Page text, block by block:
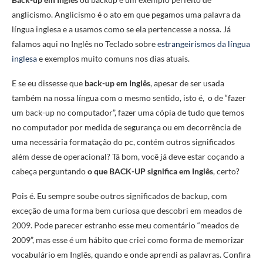
anglicismo. Anglicismo é o ato em que pegamos uma palavra da
língua inglesa e a usamos como se ela pertencesse a nossa. Já
falamos aqui no Inglês no Teclado sobreestrangeirismos da língua
inglesae exemplos muito comuns nos dias atuais.
E se eu dissesse que back-up em Inglês, apesar de ser usada
também na nossa língua com o mesmo sentido, isto é, o de “fazer
um back-up no computador”, fazer uma cópia de tudo que temos
no computador por medida de segurança ou em decorrência de
uma necessária formatação do pc, contém outros significados
além desse de operacional? Tá bom, você já deve estar coçando a
cabeça perguntandoo que BACK-UP significa em Inglês, certo?
Pois é. Eu sempre soube outros significados de backup, com
exceção de uma forma bem curiosa que descobri em meados de
2009. Pode parecer estranho esse meu comentário “meados de
2009”, mas esse é um hábito que criei como forma de memorizar
vocabulário em Inglês, quando e onde aprendi as palavras. Confira